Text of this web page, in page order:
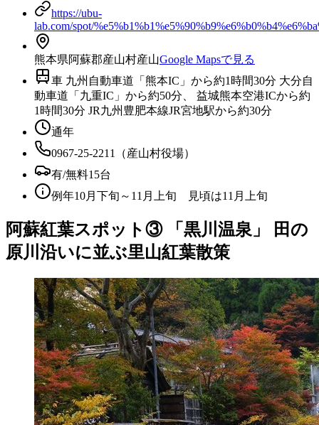
https://ubu-
lab.com/spot/
熊本県阿蘇郡産山村産山Google Mapsで見る
車 九州自動車道「熊本IC」から約1時間30分 大分自
動車道「九重IC」から約50分、 益城熊本空港ICから約
1時間30分 JR九州豊肥本線JR宮地駅から約30分
通年
0967-25-2211（産山村役場）
有/無料15台
例年10月下旬～11月上旬 見頃は11月上旬
阿蘇紅葉スポット③ 「黒川温泉」 田の
原川沿いに並ぶ里山紅葉散策